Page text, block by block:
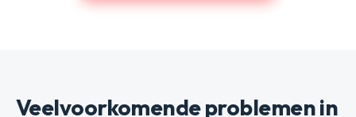
Veelvoorkomende problemen in